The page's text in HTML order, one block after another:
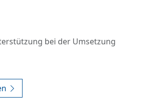
bei der Umsetzung